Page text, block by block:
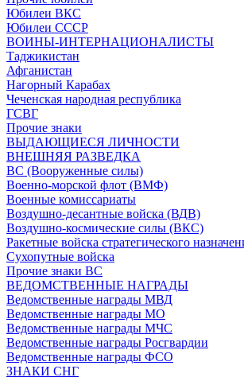
Юбилеи ВКС
Юбилеи СССР
ВОИНЫ-ИНТЕРНАЦИОНАЛИСТЫ
Таджикистан
Афганистан
Нагорный Карабах
Чеченская народная республика
ГСВГ
Прочие знаки
ВЫДАЮЩИЕСЯ ЛИЧНОСТИ
ВНЕШНЯЯ РАЗВЕДКА
ВС (Вооруженные силы)
Военно-морской флот (ВМФ)
Военные комиссариаты
Воздушно-десантные войска (ВДВ)
Воздушно-космические силы (ВКС)
Ракетные войска стратегического
Сухопутные войска
Прочие знаки ВС
ВЕДОМСТВЕННЫЕ НАГРАДЫ
Ведомственные награды МВД
Ведомственные награды МО
Ведомственные награды МЧС
Ведомственные награды Росгвардии
Ведомственные награды ФСО
ЗНАКИ СНГ